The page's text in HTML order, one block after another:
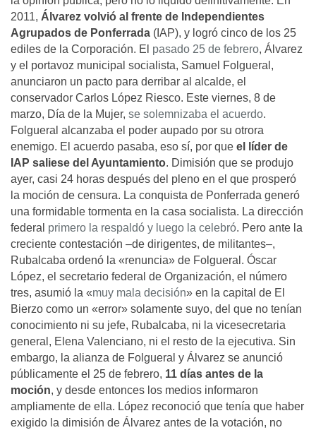
2011, Álvarez volvió al frente de Independientes
Agrupados de Ponferrada (IAP), y logró cinco de los 25
ediles de la Corporación. El pasado 25 de febrero, Álvarez
y el portavoz municipal socialista, Samuel Folgueral,
anunciaron un pacto para derribar al alcalde, el
conservador Carlos López Riesco. Este viernes, 8 de
marzo, Día de la Mujer, se solemnizaba el acuerdo.
Folgueral alcanzaba el poder aupado por su otrora
enemigo. El acuerdo pasaba, eso sí, por que el líder de
IAP saliese del Ayuntamiento. Dimisión que se produjo
ayer, casi 24 horas después del pleno en el que prosperó
la moción de censura. La conquista de Ponferrada generó
una formidable tormenta en la casa socialista. La dirección
federal primero la respaldó y luego la celebró. Pero ante la
creciente contestación –de dirigentes, de militantes–,
Rubalcaba ordenó la «renuncia» de Folgueral. Óscar
López, el secretario federal de Organización, el número
tres, asumió la «muy mala decisión» en la capital de El
Bierzo como un «error» solamente suyo, del que no tenían
conocimiento ni su jefe, Rubalcaba, ni la vicesecretaria
general, Elena Valenciano, ni el resto de la ejecutiva. Sin
embargo, la alianza de Folgueral y Álvarez se anunció
públicamente el 25 de febrero, 11 días antes de la
moción, y desde entonces los medios informaron
ampliamente de ella. López reconoció que tenía que haber
exigido la dimisión de Álvarez antes de la votación, no